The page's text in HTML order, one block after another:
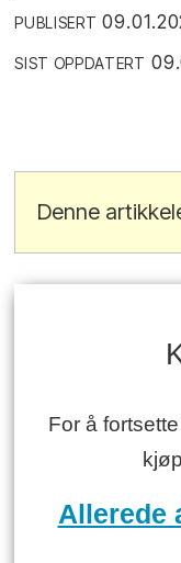
PUBLISERT
SIST OPPDATERT
Denne
For å
Allerede